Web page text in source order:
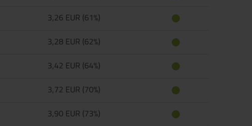
3,26 EUR (61%)
3,28 EUR (62%)
3,42 EUR (64%)
3,72 EUR (70%)
3,90 EUR (73%)